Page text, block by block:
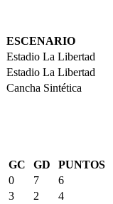
ESCENARIO
Estadio La Libertad
Estadio La Libertad
Cancha Sintética
GC GD
PUNTOS
0 7
6
3 2
4